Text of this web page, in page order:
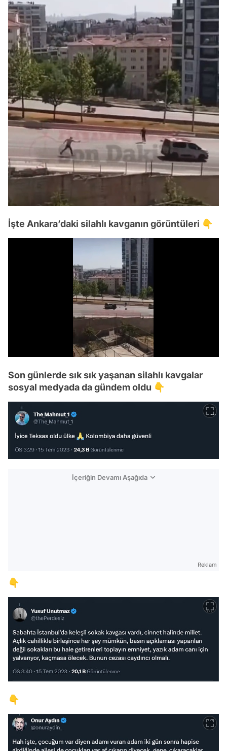
İşte Ankara’daki silahlı kavganın görüntüleri 👇
Son günlerde sık sık yaşanan silahlı kavgalar
sosyal medyada da gündem oldu 👇
İçeriğin Devamı Aşağıda
Reklam
👇
👇